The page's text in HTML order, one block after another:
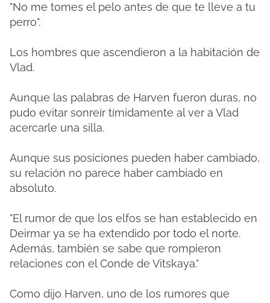
"No me tomes el pelo antes de que te lleve a tu
perro".
Los hombres que ascendieron a la habitación de
Vlad.
Aunque las palabras de Harven fueron duras, no
pudo evitar sonreír tímidamente al ver a Vlad
acercarle una silla.
Aunque sus posiciones pueden haber cambiado,
su relación no parece haber cambiado en
absoluto.
"El rumor de que los elfos se han establecido en
Deirmar ya se ha extendido por todo el norte.
Además, también se sabe que rompieron
relaciones con el Conde de Vitskaya."
Como dijo Harven, uno de los rumores que